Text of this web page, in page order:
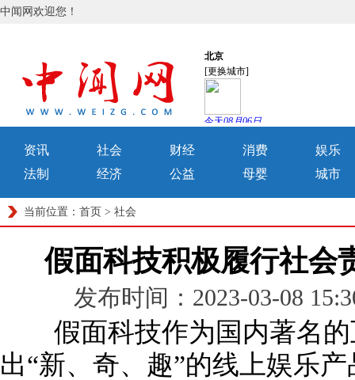
中闻网欢迎您！
资讯 社会 财经 消费
娱乐
法制
经济 公益 母婴 城市
当前位置： 首页 > 社会
假面科技积极履行社会
发布时间：2023-03-08
假面科技作为国内著名的
出“新、奇、趣”的线上娱乐